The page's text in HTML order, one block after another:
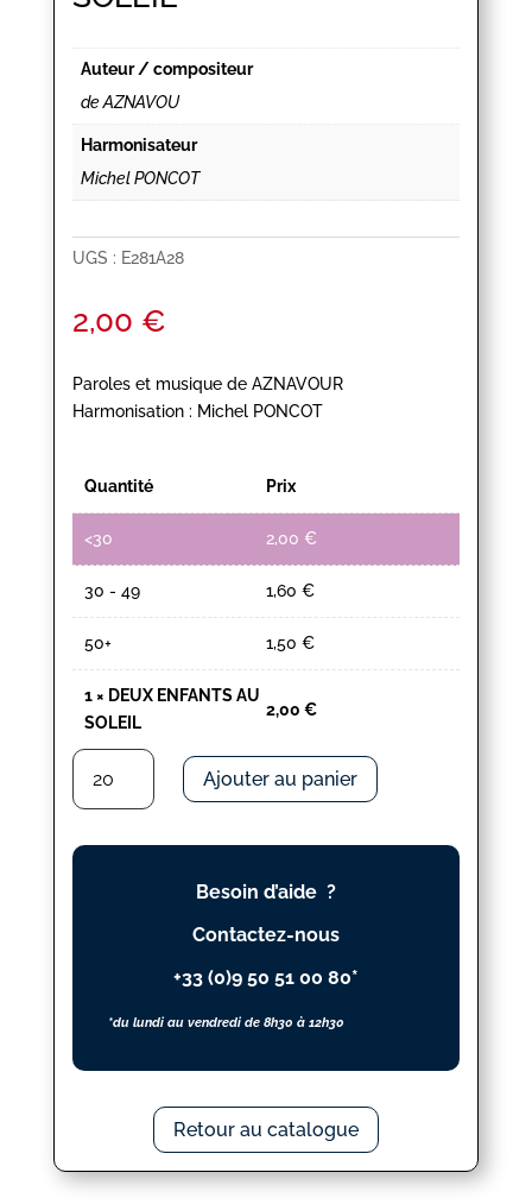
Auteur / compositeur
de AZNAVOU
Harmonisateur
Michel PONCOT
UGS : E281A28
2,00 €
Paroles et musique de AZNAVOUR
Harmonisation : Michel PONCOT
Quantité Prix
<30 2,00 €
30 - 49 1,60 €
50+ 1,50 €
1× DEUX ENFANTS AU
SOLEIL
2,00 €
quantité
DEUX
ENFANTS
Ajouter au panier
Besoin d’aide ?
Contactez-nous
+33 (0)9 50 51 00 80*
*du lundi au vendredi de 8h30 à 12h30
Retour au catalogue